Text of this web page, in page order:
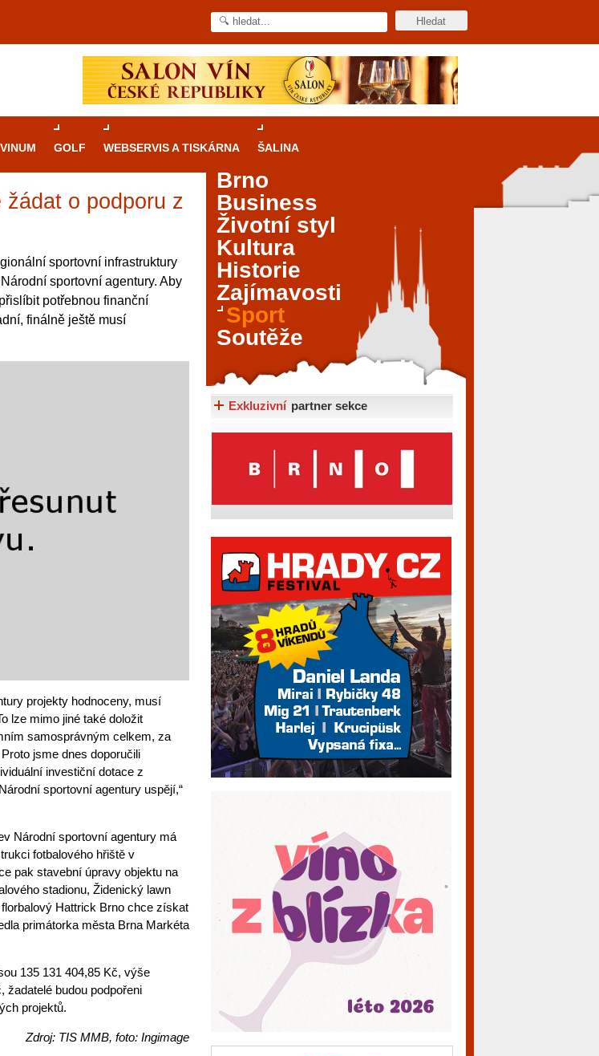
GOLF WEBSERVIS A TISKÁRNA ŠALINA
o podporu z
sportovní infrastruktury
sportovní agentury. Aby
potřebnou finanční
finálně ještě musí
projekty hodnoceny, musí
lze mimo jiné také doložit
samosprávným celkem, za
jsme dnes doporučili
investiční dotace z
sportovní agentury uspějí,“
Národní sportovní agentury má
fotbalového hřiště v
pak stavební úpravy objektu na
stadionu, Židenický lawn
Hattrick Brno chce získat
primátorka města Brna Markéta
135 131 404,85 Kč, výše
žadatelé budou podpořeni
projektů.
Zdroj: TIS MMB, foto: Ingimage
hrami v Brně: Od
automaty
pro zajímavé památky, skvělé
a univerzity. Mimo jiné je ale také
legálně a bezpečně vyzkoušet
V neustále kvetoucí moravské
širokou nabídku her od klasické
Brno
Business
Životní styl
Kultura
Historie
Zajímavosti
Sport
Soutěže
Exkluzivní partner sekce